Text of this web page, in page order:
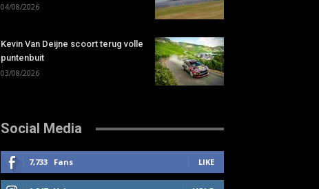
04/08/2026
Kevin Van Deijne scoort terug volle
puntenbuit
03/08/2026
Social Media
7,733 Fans LIKE